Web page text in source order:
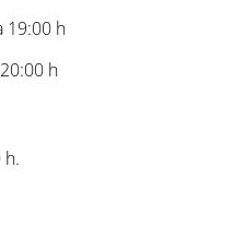
19:00 h
h
h.